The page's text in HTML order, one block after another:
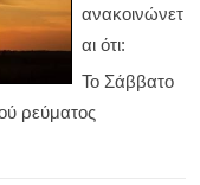
ανακοινώνετ
αι ότι:
Το Σάββατο
ρεύματος